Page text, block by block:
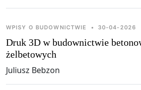
WPISY O BUDOWNICTWIE • 30-04-2026
Druk 3D w budownictwie
żelbetowych
Juliusz Bebzon